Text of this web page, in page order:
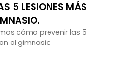
5 LESIONES MÁS
cómo prevenir las 5
el gimnasio